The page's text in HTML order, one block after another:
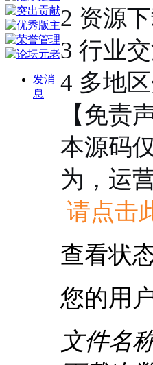
发消
息
2 资源
3 行业
4 多地
【免责
本源码
为，运
请点击
查看状
您的用
文件名